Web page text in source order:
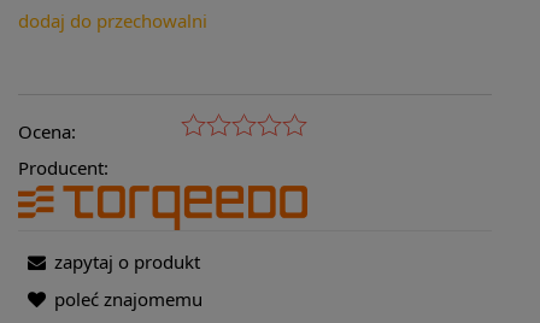
dodaj do przechowalni
Ocena:
Producent:
zapytaj o produkt
poleć znajomemu